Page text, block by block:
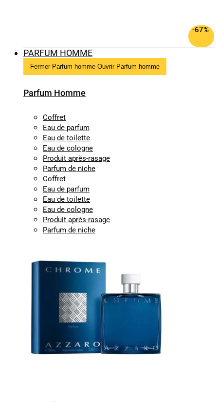
-67%
PARFUM HOMME
Fermer Parfum homme Ouvrir Parfum homme
Parfum Homme
Coffret
Eau de parfum
Eau de toilette
Eau de cologne
Produit après-rasage
Parfum de niche
Coffret
Eau de parfum
Eau de toilette
Eau de cologne
Produit après-rasage
Parfum de niche